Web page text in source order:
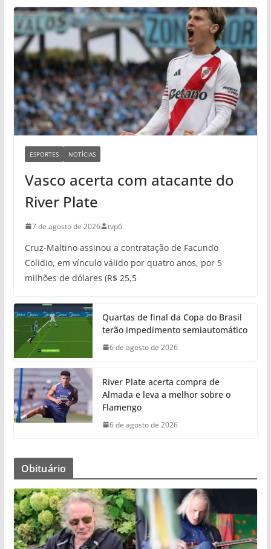
ESPORTES NOTÍCIAS
Vasco acerta com atacante do
River Plate
7 de agosto de 2026 tvp6
Cruz-Maltino assinou a contratação de Facundo
Colidio, em vínculo válido por quatro anos, por 5
milhões de dólares (R$ 25,5
Quartas de final da Copa do Brasil
terão impedimento semiautomático
6 de agosto de 2026
River Plate acerta compra de
Almada e leva a melhor sobre o
Flamengo
6 de agosto de 2026
Obituário